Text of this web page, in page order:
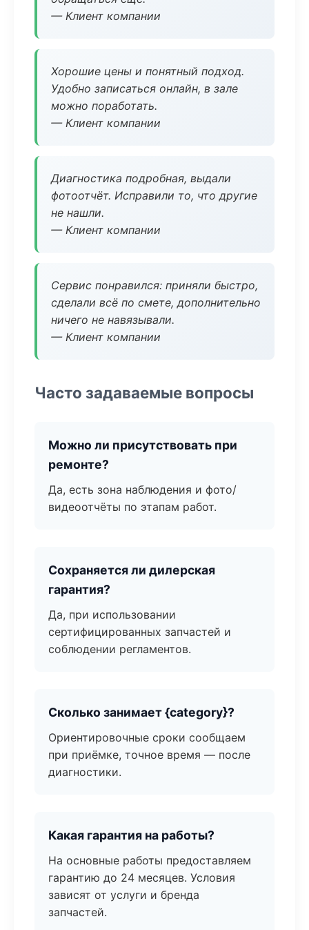
— Клиент компании
Хорошие цены и понятный подход.
Удобно записаться онлайн, в зале
можно поработать.
— Клиент компании
Диагностика подробная, выдали
фотоотчёт. Исправили то, что другие
не нашли.
— Клиент компании
Сервис понравился: приняли быстро,
сделали всё по смете, дополнительно
ничего не навязывали.
— Клиент компании
Часто задаваемые вопросы
Можно ли присутствовать при
ремонте?
Да, есть зона наблюдения и фото/
видеоотчёты по этапам работ.
Сохраняется ли дилерская
гарантия?
Да, при использовании
сертифицированных запчастей и
соблюдении регламентов.
Сколько занимает {category}?
Ориентировочные сроки сообщаем
при приёмке, точное время — после
диагностики.
Какая гарантия на работы?
На основные работы предоставляем
гарантию до 24 месяцев. Условия
зависят от услуги и бренда
запчастей.